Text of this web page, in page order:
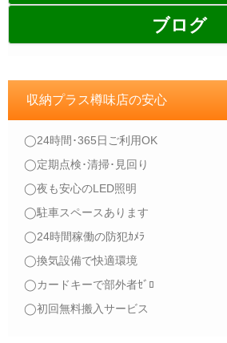
ブログ
収納プラス樽味店の安心
◯24時間･365日ご利用OK
◯定期点検･清掃･見回り
◯夜も安心のLED照明
◯駐車スペースあります
◯24時間稼働の防犯ｶﾒﾗ
◯換気設備で快適環境
◯カードキーで部外者ｾﾞﾛ
◯初回無料搬入サービス